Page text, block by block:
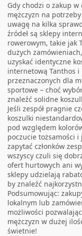
Gdy chodzi o zakup
mężczyzn na
uwagę na kilka
źródeł są sklepy
rowerowym, takie jak
dużych
uzyskać identyczne
internetową Tanthos i
przeznaczonych dla
sportowe – choć
znaleźć solidne
Jeśli zespół pragnie
koszulki
pod względem
poczucie tożsamości
zapytać członków
wszyscy czuli się
ofert hurtowych ani
sklepy udzielają
by znaleźć
Podsumowując:
lokalnym lub
możliwości
mężczyzn w dużej
świetnie!